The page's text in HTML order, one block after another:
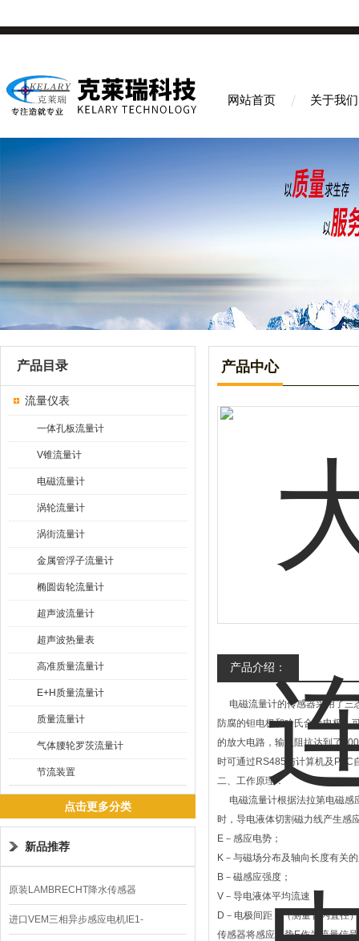
网站首页 关于我们
产品目录
流量仪表
一体孔板流量计
V锥流量计
电磁流量计
涡轮流量计
涡街流量计
金属管浮子流量计
椭圆齿轮流量计
超声波流量计
超声波热量表
高准质量流量计
E+H质量流量计
质量流量计
气体腰轮罗茨流量计
节流装置
点击更多分类
新品推荐
原装LAMBRECHT降水传感器
00.14575.20气象仪
进口VEM三相异步感应电机IE1-
产品中心
产品介绍：
电磁流量计的传感器采用了三
防腐的钽电极和哈氏合金电极，
的放大电路，输入阻抗达到了
时可通过RS485与计算机及PLC
二、工作原理：
电磁流量计根据法拉第电磁感
时，导电液体切割磁力线产生感
E－感应电势；
K－与磁场分布及轴向长度有关
B－磁感应强度；
V－导电液体平均流速；
D－电极间距；（测量管内直径
传感器将感应电势E作为流量信